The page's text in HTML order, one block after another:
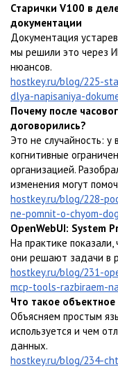
Старички V100 в
документации
Документация
мы решили это через
нюансов.
hostkey.ru/blog/225-
dlya-napisaniya-
Почему после
договорились?
Это не случайность: у
когнитивные
организацией.
изменения могут
hostkey.ru/blog/228-
ne-pomnit-o-chyom-
OpenWebUI: System
На практике
они решают задачи в
hostkey.ru/blog/231-
mcp-tools-razbiraem-
Что такое
Объясняем простым
используется и чем
данных.
hostkey.ru/blog/234-